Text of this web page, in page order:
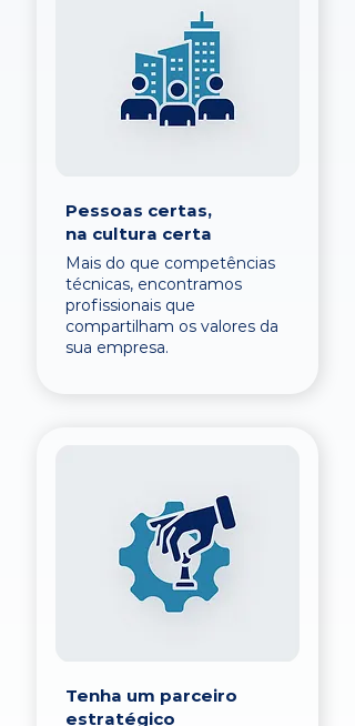
Pessoas certas,
na cultura certa
Mais do que competências
técnicas, encontramos
profissionais que
compartilham os valores da
sua empresa.
Tenha um parceiro
estratégico